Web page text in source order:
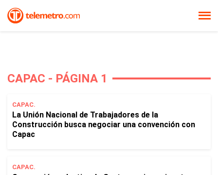
CAPAC - PÁGINA 1
CAPAC.
La Unión Nacional de Trabajadores de la
Construcción busca negociar una convención con
Capac
CAPAC.